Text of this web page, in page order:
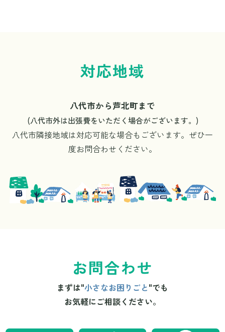
対応地域
八代市から芦北町まで
(八代市外は出張費をいただく場合がございます。)
八代市隣接地域は対応可能な場合もございます。ぜひ一
度お問合わせください。
お問合わせ
まずは"小さなお困りごと"でも
お気軽にご相談ください。